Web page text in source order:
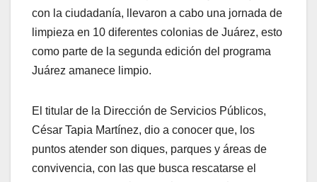
con la ciudadanía, llevaron a cabo una jornada de
limpieza en 10 diferentes colonias de Juárez, esto
como parte de la segunda edición del programa
Juárez amanece limpio.
El titular de la Dirección de Servicios Públicos,
César Tapia Martínez, dio a conocer que, los
puntos atender son diques, parques y áreas de
convivencia, con las que busca rescatarse el